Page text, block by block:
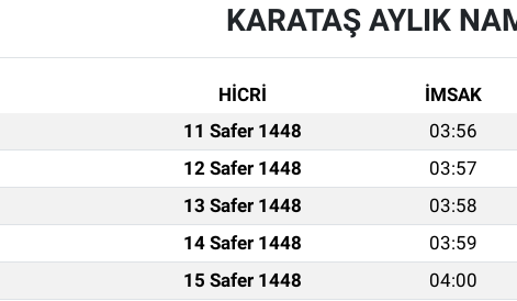
KARATAŞ AYLIK
HİCRİ İMSAK
11 Safer 1448 03:56
12 Safer 1448 03:57
13 Safer 1448 03:58
14 Safer 1448 03:59
15 Safer 1448 04:00